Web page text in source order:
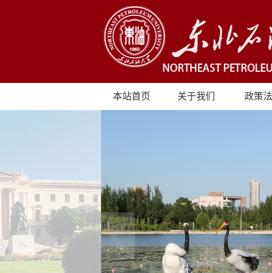
本站首页 关于我们 政策